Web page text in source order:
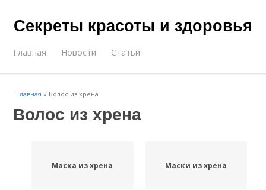
Секреты красоты и здоровья
Главная Новости Статьи
Главная » Волос из хрена
Волос из хрена
Маска из хрена Маски из хрена